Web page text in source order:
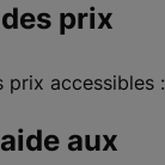
prix
prix accessibles :
aux